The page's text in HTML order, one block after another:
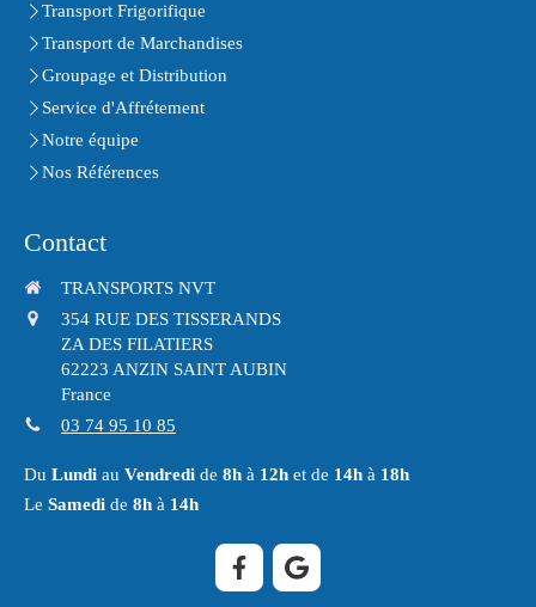
Transport Frigorifique
Transport de Marchandises
Groupage et Distribution
Service d'Affrétement
Notre équipe
Nos Références
Contact
TRANSPORTS NVT
354 RUE DES TISSERANDS
ZA DES FILATIERS
62223 ANZIN SAINT AUBIN
France
03 74 95 10 85
Du Lundi au Vendredi de 8h à 12h et de 14h à 18h
Le Samedi de 8h à 14h